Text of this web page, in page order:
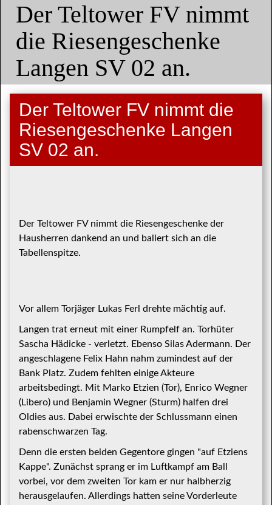
Der Teltower FV nimmt
die Riesengeschenke
Langen SV 02 an.
Der Teltower FV nimmt die
Riesengeschenke Langen
SV 02 an.
Der Teltower FV nimmt die Riesengeschenke der
Hausherren dankend an und ballert sich an die
Tabellenspitze.
Vor allem Torjäger Lukas Ferl drehte mächtig auf.
Langen trat erneut mit einer Rumpfelf an. Torhüter
Sascha Hädicke - verletzt. Ebenso Silas Adermann. Der
angeschlagene Felix Hahn nahm zumindest auf der
Bank Platz. Zudem fehlten einige Akteure
arbeitsbedingt. Mit Marko Etzien (Tor), Enrico Wegner
(Libero) und Benjamin Wegner (Sturm) halfen drei
Oldies aus. Dabei erwischte der Schlussmann einen
rabenschwarzen Tag.
Denn die ersten beiden Gegentore gingen "auf Etziens
Kappe". Zunächst sprang er im Luftkampf am Ball
vorbei, vor dem zweiten Tor kam er nur halbherzig
herausgelaufen. Allerdings hatten seine Vorderleute